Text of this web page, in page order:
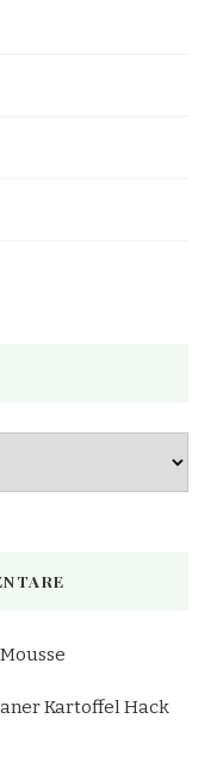
Kartoffel Hack